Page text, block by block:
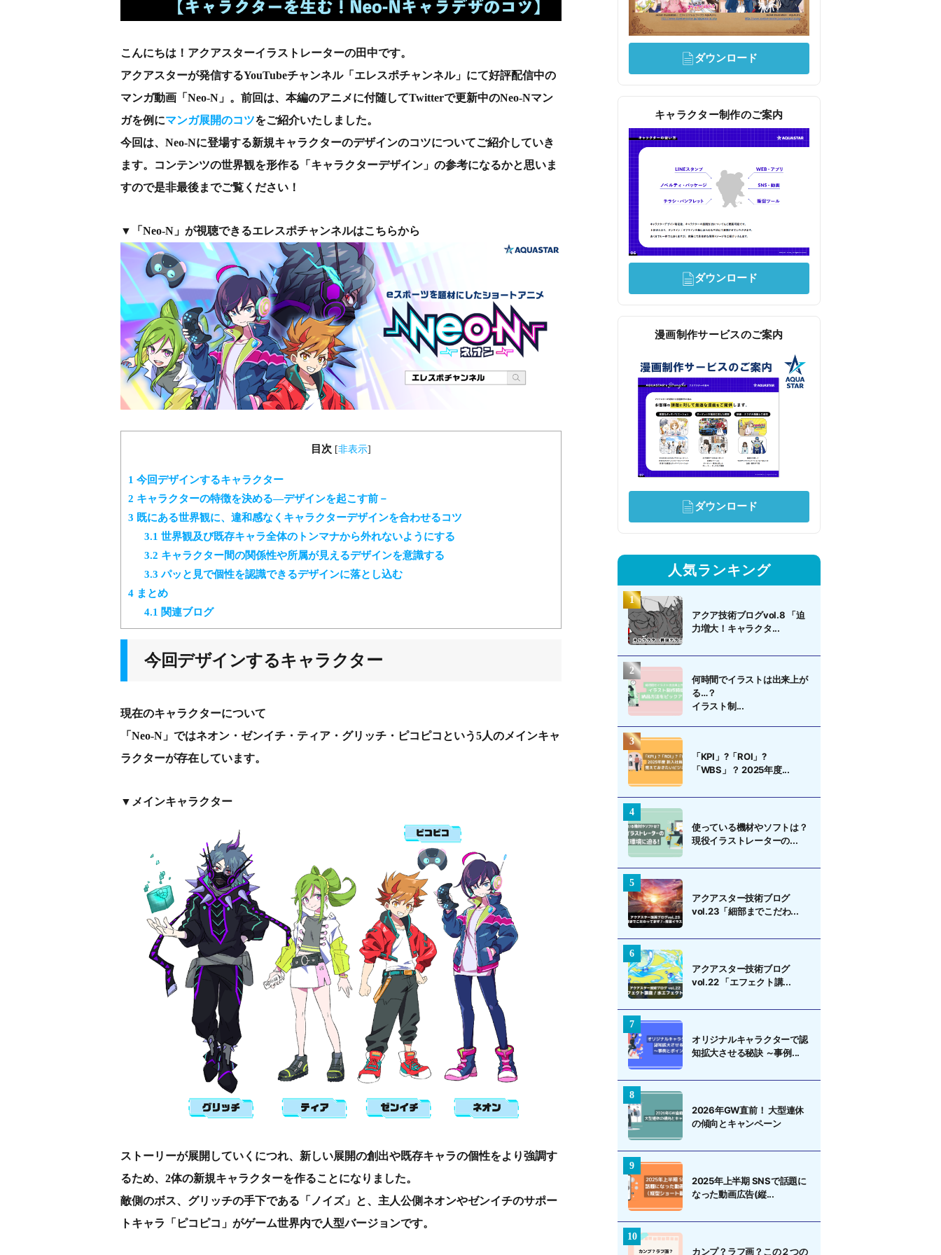
こんにちは！アクアスターイラストレーターの田中です。
アクアスターが発信するYouTubeチャンネル「エレスポチャンネル」にて好評配信中の
マンガ動画「Neo-N」。前回は、本編のアニメに付随してTwitterで更新中のNeo-Nマン
ガを例にマンガ展開のコツをご紹介いたしました。
今回は、Neo-Nに登場する新規キャラクターのデザインのコツについてご紹介していき
ます。コンテンツの世界観を形作る「キャラクターデザイン」の参考になるかと思いま
すので是非最後までご覧ください！
▼「Neo-N」が視聴できるエレスポチャンネルはこちらから
目次 [非表示]
1 今回デザインするキャラクター
2 キャラクターの特徴を決める―デザインを起こす前－
3 既にある世界観に、違和感なくキャラクターデザインを合わせるコツ
3.1 世界観及び既存キャラ全体のトンマナから外れないようにする
3.2 キャラクター間の関係性や所属が見えるデザインを意識する
3.3 パッと見で個性を認識できるデザインに落とし込む
4 まとめ
4.1 関連ブログ
今回デザインするキャラクター
現在のキャラクターについて
「Neo-N」ではネオン・ゼンイチ・ティア・グリッチ・ピコピコという5人のメインキャ
ラクターが存在しています。
▼メインキャラクター
ストーリーが展開していくにつれ、新しい展開の創出や既存キャラの個性をより強調す
るため、2体の新規キャラクターを作ることになりました。
敵側のボス、グリッチの手下である「ノイズ」と、主人公側ネオンやゼンイチのサポー
トキャラ「ピコピコ」がゲーム世界内で人型バージョンです。
ダウンロード
キャラクター制作のご案内
ダウンロード
漫画制作サービスのご案内
ダウンロード
人気ランキング
アクア技術ブログvol.8 「迫
力増大！キャラクタ...
何時間でイラストは出来上が
る…？
イラスト制...
「KPI」?「ROI」?
「WBS」？ 2025年度...
使っている機材やソフトは？
現役イラストレーターの...
アクアスター技術ブログ
vol.23「細部までこだわ...
アクアスター技術ブログ
vol.22 「エフェクト講...
オリジナルキャラクターで認
知拡大させる秘訣 ～事例...
2026年GW直前！ 大型連休
の傾向とキャンペーン
2025年上半期 SNSで話題に
なった動画広告(縦...
カンプ？ラフ画？この２つの